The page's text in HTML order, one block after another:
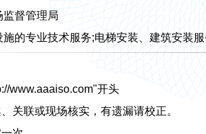
督管理局
专业技术服务;电梯安装、建筑安装服
开头
联或现场核实，有遗漏请校正。